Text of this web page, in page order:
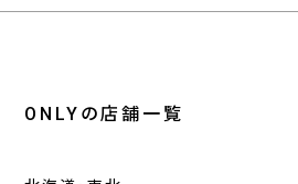
ONLYの店舗一覧